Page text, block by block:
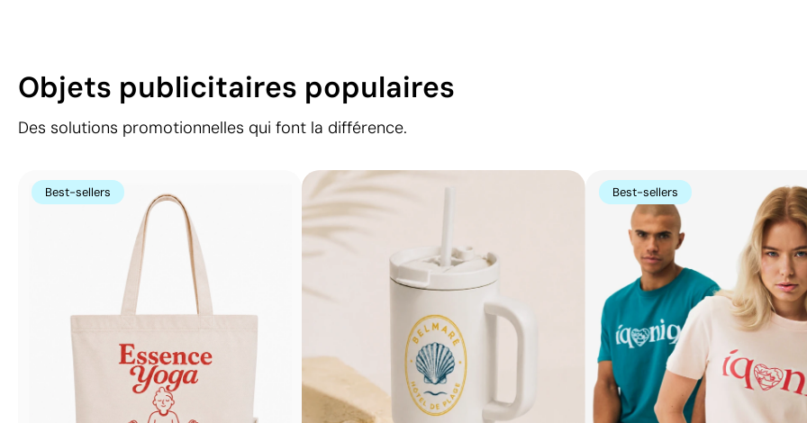
Objets publicitaires populaires
Des solutions promotionnelles qui font la différence.
Best-sellers Best-sellers